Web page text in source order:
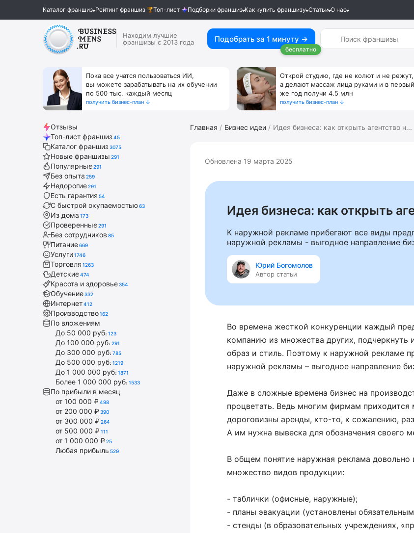
Каталог франшиз Рейтинг франшиз Топ-лист Подборки франшиз Как купить франшизу Статьи О нас
Находим лучшие
франшизы с 2013 года
Подобрать за 1 минуту →
бесплатно
Пока все учатся пользоваться ИИ,
вы можете зарабатывать на их обучении
по 500 тыс. каждый месяц
получить бизнес-план ↓
Открой студию, где не колют и не режут,
а делают массаж лица руками и в первый
же год получи 4.5 млн
получить бизнес-план ↓
Отзывы
Топ-лист франшиз45
Каталог франшиз3075
Новые франшизы 291
Популярные291
Без опыта 259
Недорогие291
Есть гарантия 54
С быстрой окупаемостью63
Из дома 173
Проверенные291
Без сотрудников 85
Питание669
Услуги1746
Торговля 1263
Детские474
Красота и здоровье354
Обучение332
Интернет412
Производство162
По вложениям
До 50 000 руб. 123
До 100 000 руб. 291
До 300 000 руб. 785
До 500 000 руб. 1219
До 1 000 000 руб. 1871
Более 1 000 000 руб. 1533
По прибыли в месяц
от 100 000 ₽ 498
от 200 000 ₽ 390
от 300 000 ₽ 264
от 500 000 ₽ 111
от 1 000 000 ₽ 25
Любая прибыль 529
Главная Бизнес идеи Идея бизнеса: как открыть агентство н...
Обновлена 19 марта 2025
Идея бизнеса: как открыть
К наружной рекламе прибегают все виды
наружной рекламы - выгодное направление
Юрий Богомолов
Автор статьи
Во времена жесткой конкуренции каждый
компанию из множества других, подчеркнуть
образ и стиль. Поэтому к наружной рекламе
наружной рекламы – выгодное направление
Даже в сложные времена бизнес на
процветать. Ведь многим фирмам приходится
дороговизны аренды, кто-то, к сожалению,
А им нужна вывеска для обозначения своего
В общем понятие наружная реклама
множество видов продукции:
- таблички (офисные, наружные);
- планы эвакуации (установлены
- стенды (в образовательных учреждениях,